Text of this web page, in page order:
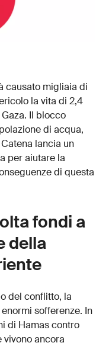
causato migliaia di
la vita di 2,4
Il blocco
di acqua,
lancia un
per aiutare la
di questa
fondi a
della
del conflitto, la
sofferenze. In
di Hamas contro
ancora